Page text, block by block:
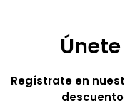
Regístrate en